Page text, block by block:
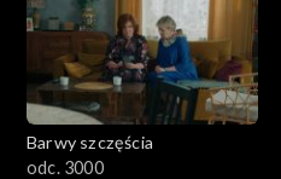
3201-3300
3101-3200
3001-3100
Barwy szczęścia
odc. 3000